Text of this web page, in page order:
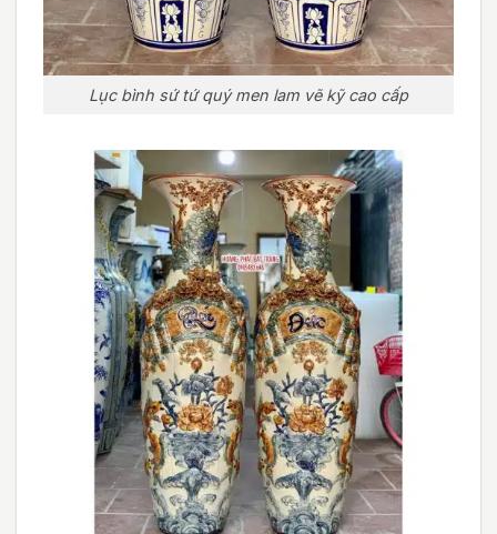
Lục bình sứ tứ quý men lam vẽ kỹ cao cấp